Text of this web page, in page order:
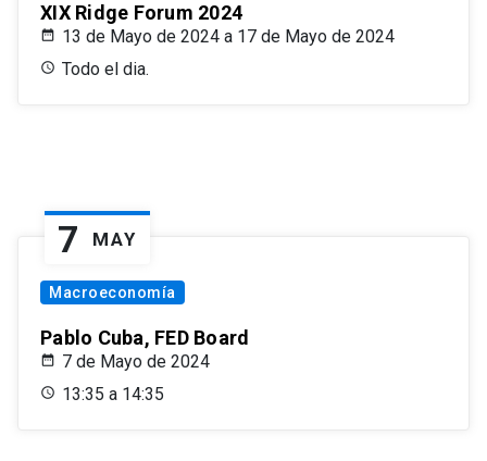
XIX Ridge Forum 2024
13 de Mayo de 2024 a 17 de Mayo de 2024
Todo el dia.
7 MAY
Macroeconomía
Pablo Cuba, FED Board
7 de Mayo de 2024
13:35 a 14:35